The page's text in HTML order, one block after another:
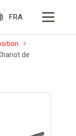
FRA
de